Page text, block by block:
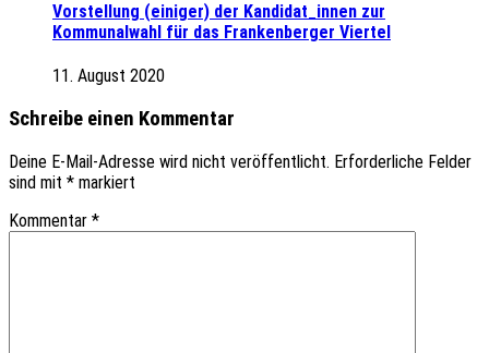
Vorstellung (einiger) der Kandidat_innen zur
Kommunalwahl für das Frankenberger Viertel
11. August 2020
Schreibe einen Kommentar
Deine E-Mail-Adresse wird nicht veröffentlicht. Erforderliche Felder
sind mit * markiert
Kommentar *